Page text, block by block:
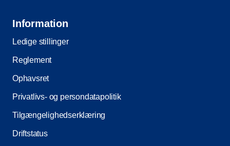
Information
Ledige stillinger
Reglement
Ophavsret
Privatlivs- og persondatapolitik
Tilgængelighedserklæring
Driftstatus